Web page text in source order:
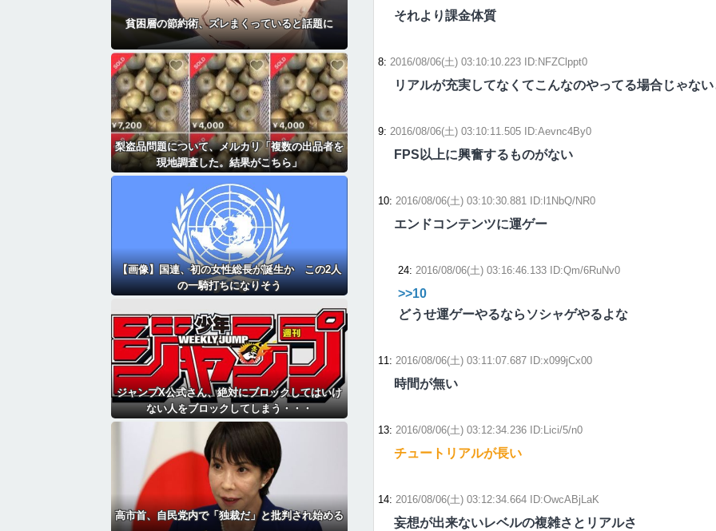
それより課金体質
8: 2016/08/06(土) 03:10:10.223 ID:NFZClppt0
リアルが充実してなくてこんなのやってる場合じゃな
9: 2016/08/06(土) 03:10:11.505 ID:Aevnc4By0
FPS以上に興奮するものがない
10: 2016/08/06(土) 03:10:30.881 ID:l1NbQ/NR0
エンドコンテンツに運ゲー
24: 2016/08/06(土) 03:16:46.133 ID:Qm/6RuNv0
>>10
どうせ運ゲーやるならソシャゲやるよな
11: 2016/08/06(土) 03:11:07.687 ID:x099jCx00
時間が無い
13: 2016/08/06(土) 03:12:34.236 ID:Lici/5/n0
チュートリアルが長い
14: 2016/08/06(土) 03:12:34.664 ID:OwcABjLaK
妄想が出来ないレベルの複雑さとリアルさ
貧困層の節約術、ズレまくっていると話題に
梨盗品問題について、メルカリ「複数の出品者を
現地調査した。結果がこちら」
【画像】国連、初の女性総長が誕生か この2人
の一騎打ちになりそう
ジャンプX公式さん、絶対にブロックしてはいけ
ない人をブロックしてしまう・・・
高市首、自民党内で「独裁だ」と批判され始める